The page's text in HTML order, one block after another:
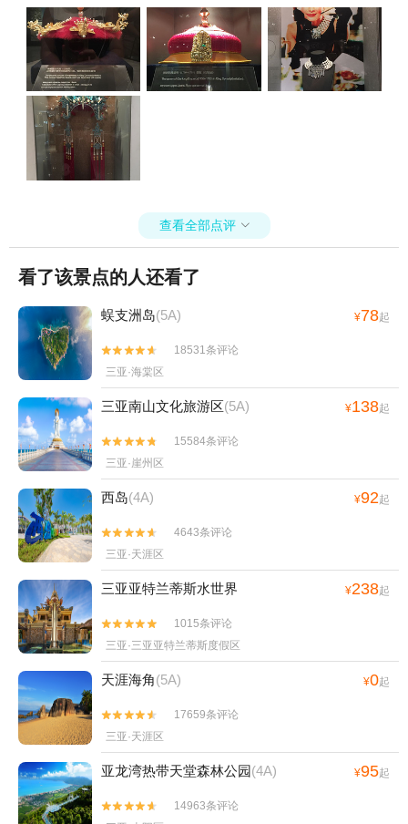
查看全部点评 
看了该景点的人还看了
蜈支洲岛(5A) ¥78起


18531条评论
三亚·海棠区
三亚南山文化旅游区(5A) ¥138起


15584条评论
三亚·崖州区
西岛(4A) ¥92起


4643条评论
三亚·天涯区
三亚亚特兰蒂斯水世界 ¥238起


1015条评论
三亚·三亚亚特兰蒂斯度假区
天涯海角(5A) ¥0起


17659条评论
三亚·天涯区
亚龙湾热带天堂森林公园(4A) ¥95起


14963条评论